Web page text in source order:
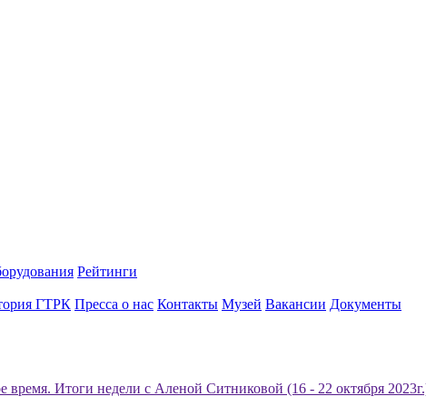
Рейтинги
ГТРК Пресса о нас Контакты Музей Вакансии Документы
время. Итоги недели с Аленой Ситниковой (16 - 22 октября